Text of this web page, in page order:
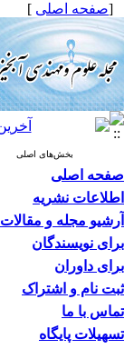
[صفحه اصلی ]
بخش‌های اصلی
صفحه اصلی
اطلاعات نشریه
آرشیو مجله و مقالات
برای نویسندگان
برای داوران
ثبت نام و اشتراک
تماس با ما
تسهیلات پایگاه